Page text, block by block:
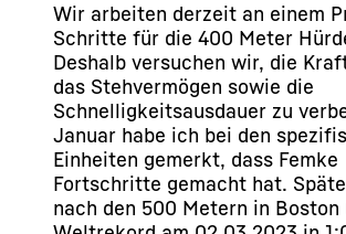
Wir arbeiten derzeit an einem
Schritte für die 400 Meter
Deshalb versuchen wir, die
das Stehvermögen sowie die
Schnelligkeitsausdauer zu
Januar habe ich bei den
Einheiten gemerkt, dass Femke
Fortschritte gemacht hat.
nach den 500 Metern in Boston